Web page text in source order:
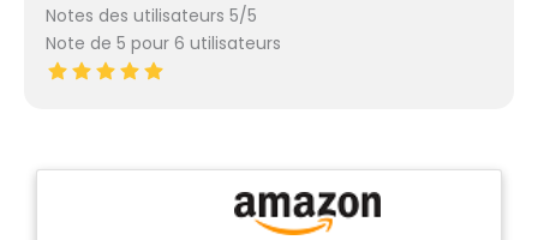
Notes des utilisateurs 5/5
Note de 5 pour 6 utilisateurs